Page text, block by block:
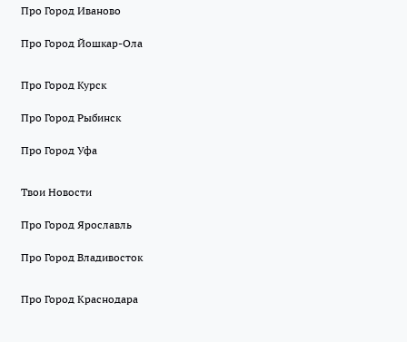
Про Город Иваново
Про Город Йошкар-Ола
Про Город Курск
Про Город Рыбинск
Про Город Уфа
Твои Новости
Про Город Ярославль
Про Город Владивосток
Про Город Краснодара